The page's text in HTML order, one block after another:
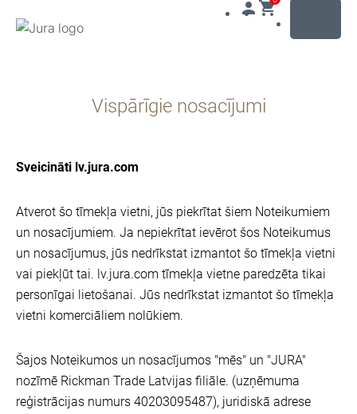
Vispārīgie nosacījumi
Sveicināti lv.jura.com
Atverot šo tīmekļa vietni, jūs piekrītat šiem Noteikumiem
un nosacījumiem. Ja nepiekrītat ievērot šos Noteikumus
un nosacījumus, jūs nedrīkstat izmantot šo tīmekļa vietni
vai piekļūt tai. lv.jura.com tīmekļa vietne paredzēta tikai
personīgai lietošanai. Jūs nedrīkstat izmantot šo tīmekļa
vietni komerciāliem nolūkiem.
Šajos Noteikumos un nosacījumos "mēs" un "JURA"
nozīmē Rickman Trade Latvijas filiāle. (uzņēmuma
reģistrācijas numurs 40203095487), juridiskā adrese